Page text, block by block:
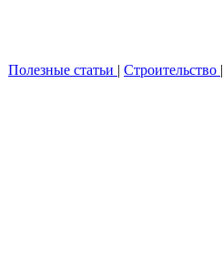
Полезные статьи | Строительство |